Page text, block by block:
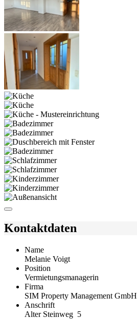
Kontaktdaten
Name
Melanie Voigt
Position
Vermietungsmanagerin
Firma
SIM Property Management GmbH
Anschrift
Alter Steinweg 5